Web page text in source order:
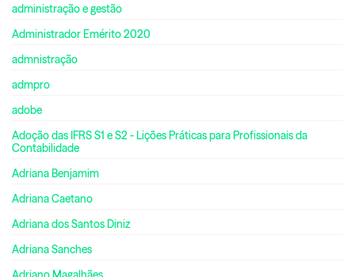
administração e gestão
Administrador Emérito 2020
admnistração
admpro
adobe
Adoção das IFRS S1 e S2 - Lições Práticas para Profissionais da
Contabilidade
Adriana Benjamim
Adriana Caetano
Adriana dos Santos Diniz
Adriana Sanches